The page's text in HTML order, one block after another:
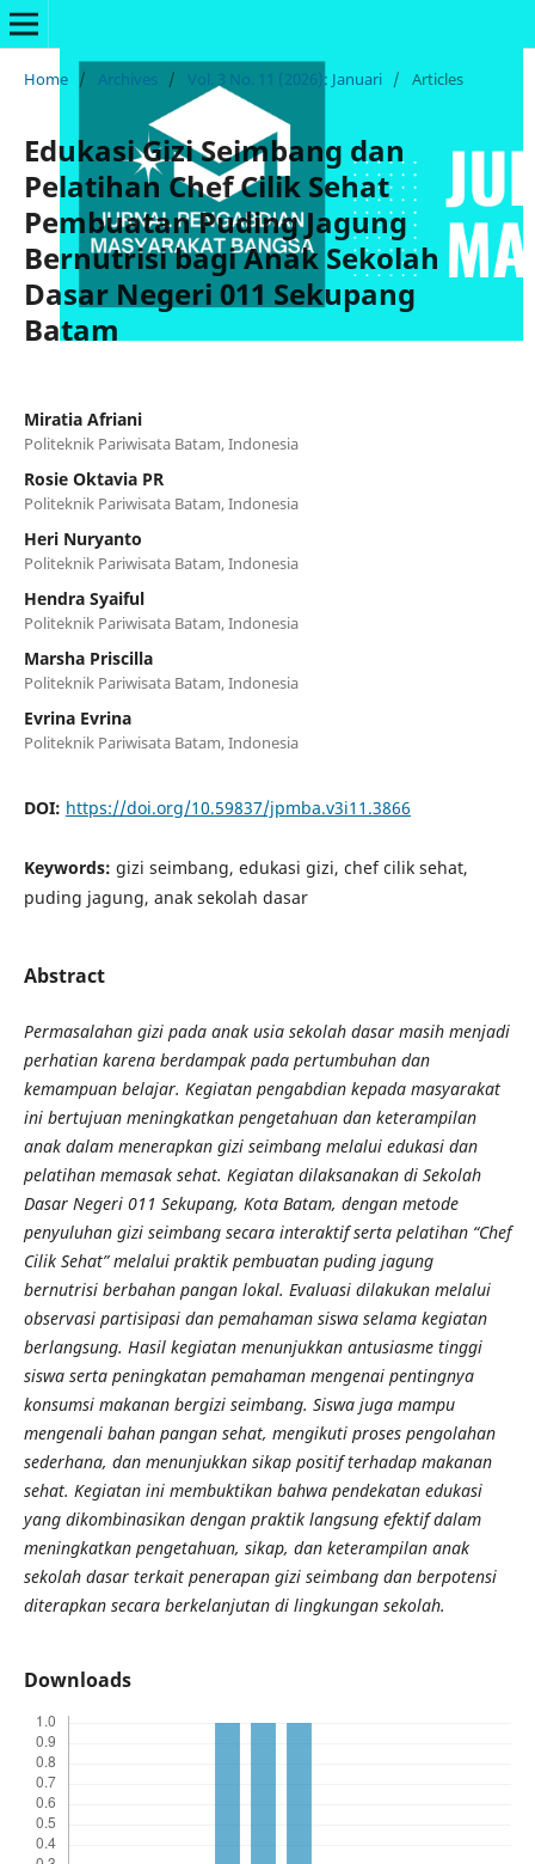
Home / Archives / Vol. 3 No. 11 (2026): Januari / Articles
Edukasi Gizi Seimbang dan
Pelatihan Chef Cilik Sehat
Pembuatan Puding Jagung
Bernutrisi bagi Anak Sekolah
Dasar Negeri 011 Sekupang
Batam
Miratia Afriani
Politeknik Pariwisata Batam, Indonesia
Rosie Oktavia PR
Politeknik Pariwisata Batam, Indonesia
Heri Nuryanto
Politeknik Pariwisata Batam, Indonesia
Hendra Syaiful
Politeknik Pariwisata Batam, Indonesia
Marsha Priscilla
Politeknik Pariwisata Batam, Indonesia
Evrina Evrina
Politeknik Pariwisata Batam, Indonesia
DOI: https://doi.org/10.59837/jpmba.v3i11.3866
Keywords: gizi seimbang, edukasi gizi, chef cilik sehat,
puding jagung, anak sekolah dasar
Abstract
Permasalahan gizi pada anak usia sekolah dasar masih menjadi
perhatian karena berdampak pada pertumbuhan dan
kemampuan belajar. Kegiatan pengabdian kepada masyarakat
ini bertujuan meningkatkan pengetahuan dan keterampilan
anak dalam menerapkan gizi seimbang melalui edukasi dan
pelatihan memasak sehat. Kegiatan dilaksanakan di Sekolah
Dasar Negeri 011 Sekupang, Kota Batam, dengan metode
penyuluhan gizi seimbang secara interaktif serta pelatihan “Chef
Cilik Sehat” melalui praktik pembuatan puding jagung
bernutrisi berbahan pangan lokal. Evaluasi dilakukan melalui
observasi partisipasi dan pemahaman siswa selama kegiatan
berlangsung. Hasil kegiatan menunjukkan antusiasme tinggi
siswa serta peningkatan pemahaman mengenai pentingnya
konsumsi makanan bergizi seimbang. Siswa juga mampu
mengenali bahan pangan sehat, mengikuti proses pengolahan
sederhana, dan menunjukkan sikap positif terhadap makanan
sehat. Kegiatan ini membuktikan bahwa pendekatan edukasi
yang dikombinasikan dengan praktik langsung efektif dalam
meningkatkan pengetahuan, sikap, dan keterampilan anak
sekolah dasar terkait penerapan gizi seimbang dan berpotensi
diterapkan secara berkelanjutan di lingkungan sekolah.
Downloads